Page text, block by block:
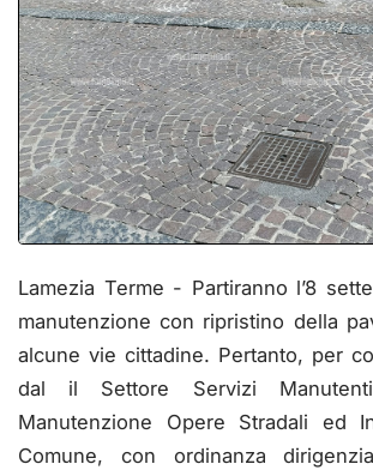
Lamezia Terme - Partiranno l’8
manutenzione con ripristino della
alcune vie cittadine. Pertanto, per
dal il Settore Servizi
Manutenzione Opere Stradali ed
Comune, con ordinanza